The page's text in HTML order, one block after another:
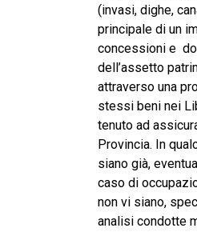
(invasi, dighe,
principale di un
concessioni e
dell’assetto
attraverso una
stessi beni nei
tenuto ad
Provincia. In
siano già,
caso di
non vi siano,
analisi condotte